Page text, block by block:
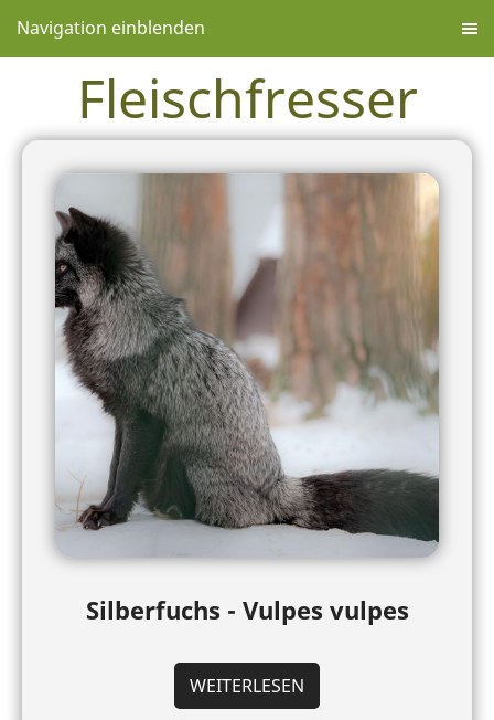
Navigation einblenden
Fleischfresser
Silberfuchs - Vulpes vulpes
WEITERLESEN